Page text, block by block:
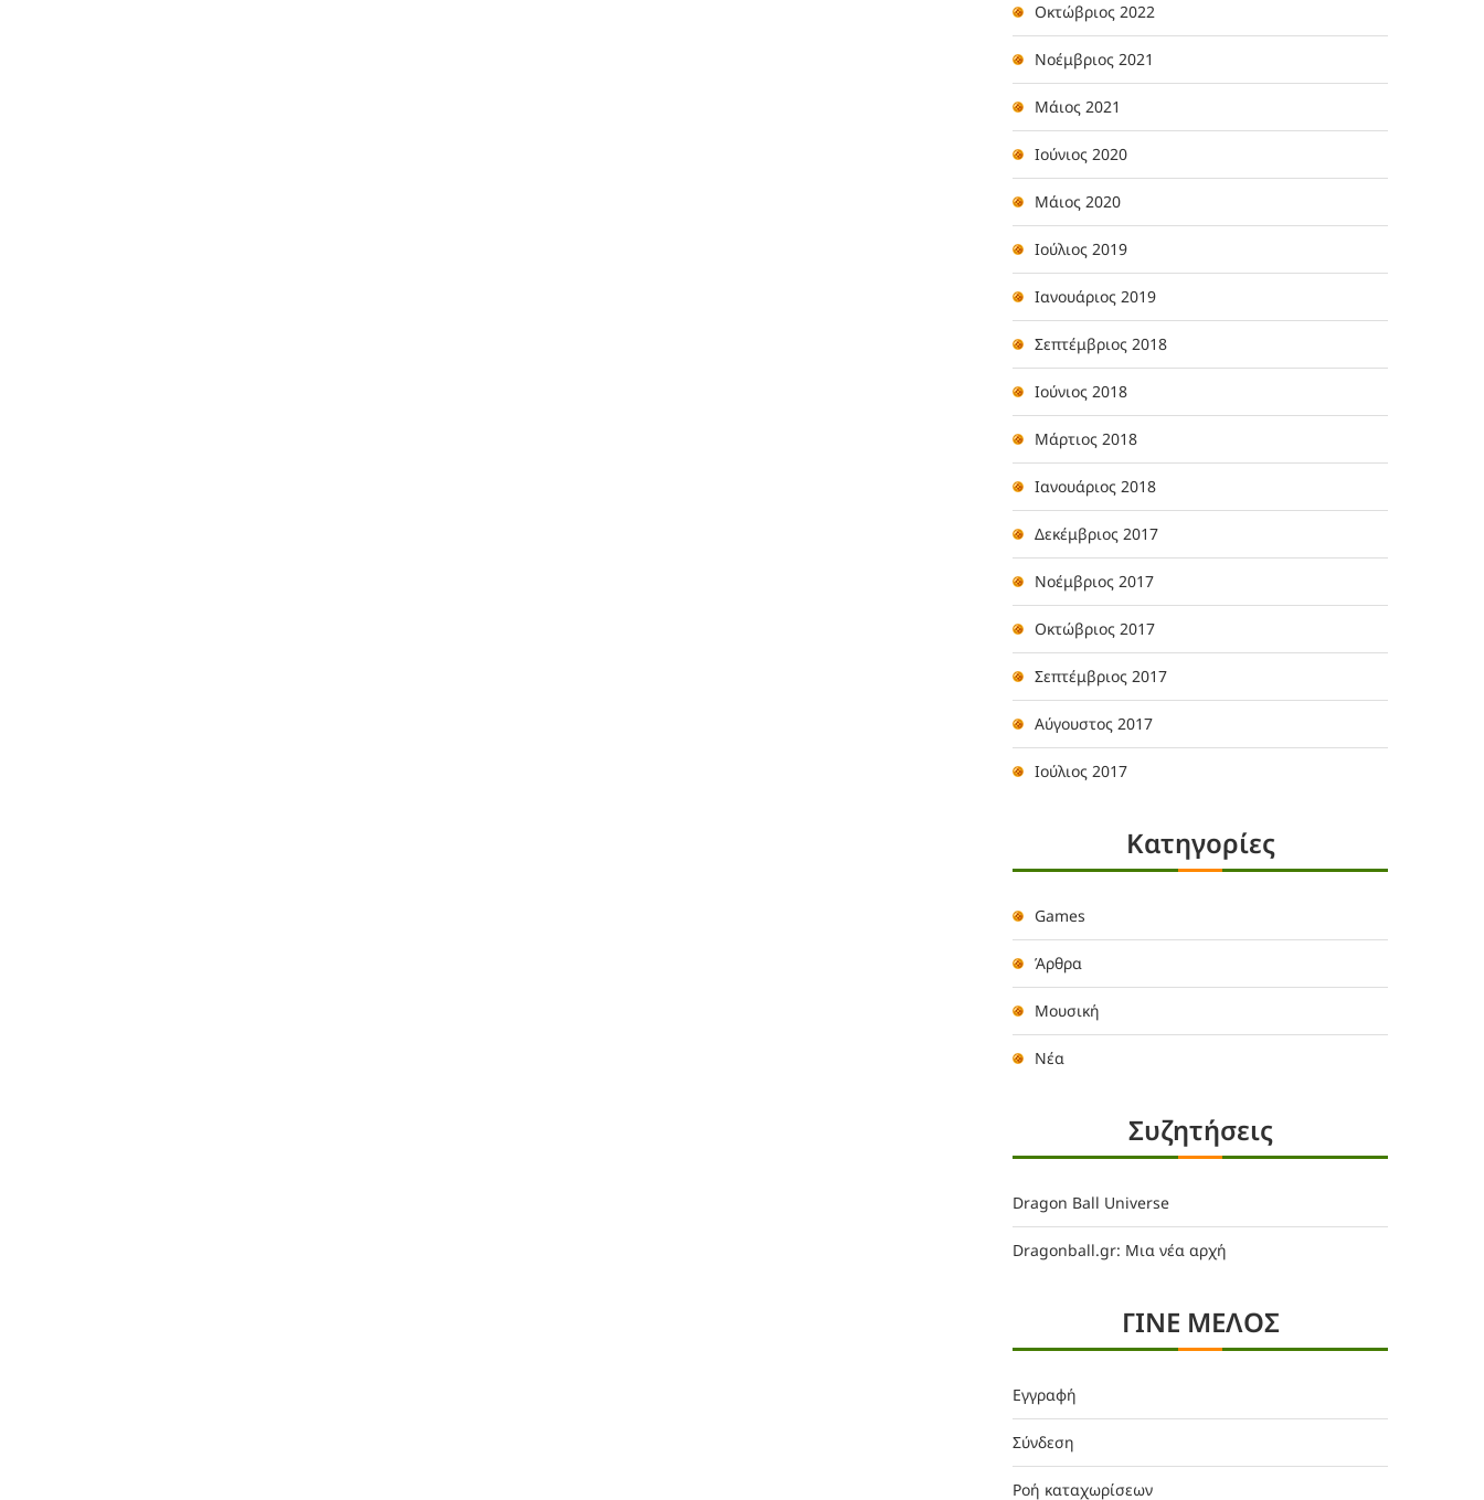
Οκτώβριος 2022
Νοέμβριος 2021
Μάιος 2021
Ιούνιος 2020
Μάιος 2020
Ιούλιος 2019
Ιανουάριος 2019
Σεπτέμβριος 2018
Ιούνιος 2018
Μάρτιος 2018
Ιανουάριος 2018
Δεκέμβριος 2017
Νοέμβριος 2017
Οκτώβριος 2017
Σεπτέμβριος 2017
Αύγουστος 2017
Ιούλιος 2017
Kατηγορίες
Games
Άρθρα
Μουσική
Νέα
Συζητήσεις
Dragon Ball Universe
Dragonball.gr: Μια νέα αρχή
ΓΙΝΕ ΜΕΛΟΣ
Εγγραφή
Σύνδεση
Ροή καταχωρίσεων